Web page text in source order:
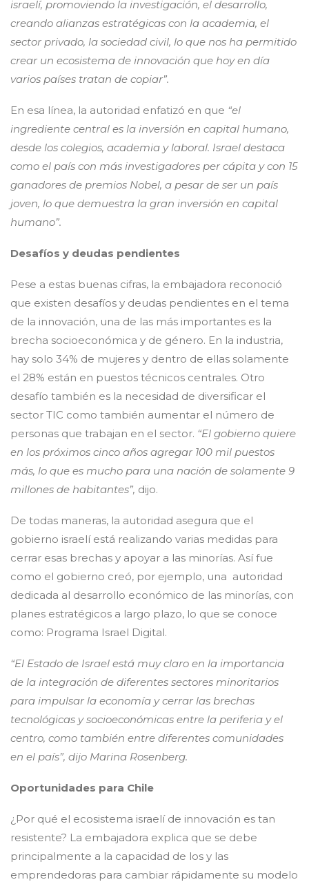
israelí, promoviendo la investigación, el desarrollo,
creando alianzas estratégicas con la academia, el
sector privado, la sociedad civil, lo que nos ha permitido
crear un ecosistema de innovación que hoy en día
varios países tratan de copiar”.
En esa línea, la autoridad enfatizó en que “el
ingrediente central es la inversión en capital humano,
desde los colegios, academia y laboral. Israel destaca
como el país con más investigadores per cápita y con 15
ganadores de premios Nobel, a pesar de ser un país
joven, lo que demuestra la gran inversión en capital
humano”.
Desafíos y deudas pendientes
Pese a estas buenas cifras, la embajadora reconoció
que existen desafíos y deudas pendientes en el tema
de la innovación, una de las más importantes es la
brecha socioeconómica y de género. En la industria,
hay solo 34% de mujeres y dentro de ellas solamente
el 28% están en puestos técnicos centrales. Otro
desafío también es la necesidad de diversificar el
sector TIC como también aumentar el número de
personas que trabajan en el sector. “El gobierno quiere
en los próximos cinco años agregar 100 mil puestos
más, lo que es mucho para una nación de solamente 9
millones de habitantes”, dijo.
De todas maneras, la autoridad asegura que el
gobierno israelí está realizando varias medidas para
cerrar esas brechas y apoyar a las minorías. Así fue
como el gobierno creó, por ejemplo, una autoridad
dedicada al desarrollo económico de las minorías, con
planes estratégicos a largo plazo, lo que se conoce
como: Programa Israel Digital.
“El Estado de Israel está muy claro en la importancia
de la integración de diferentes sectores minoritarios
para impulsar la economía y cerrar las brechas
tecnológicas y socioeconómicas entre la periferia y el
centro, como también entre diferentes comunidades
en el país”, dijo Marina Rosenberg.
Oportunidades para Chile
¿Por qué el ecosistema israelí de innovación es tan
resistente? La embajadora explica que se debe
principalmente a la capacidad de los y las
emprendedoras para cambiar rápidamente su modelo